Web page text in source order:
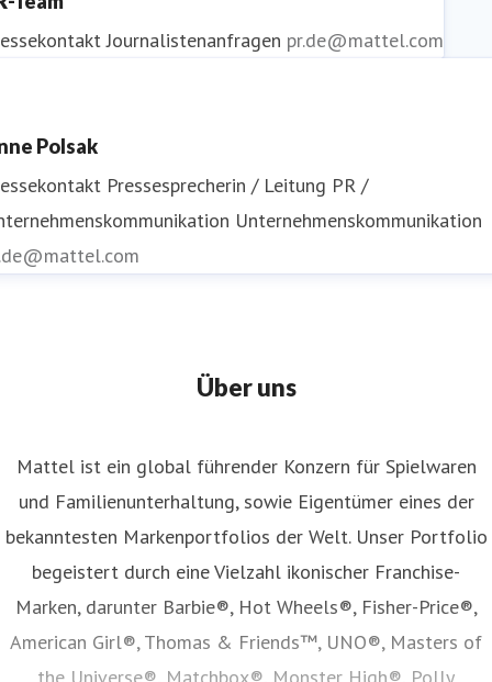
Journalistenanfragen pr.de@mattel.com
Polsak
Pressesprecherin / Leitung PR /
Unternehmenskommunikation
Über uns
Mattel ist ein global führender Konzern für Spielwaren
und Familienunterhaltung, sowie Eigentümer eines der
bekanntesten Markenportfolios der Welt. Unser Portfolio
begeistert durch eine Vielzahl ikonischer Franchise-
Marken, darunter Barbie®, Hot Wheels®, Fisher-Price®,
American Girl®, Thomas & Friends™, UNO®, Masters of
the Universe®, Matchbox®, Monster High®, Polly